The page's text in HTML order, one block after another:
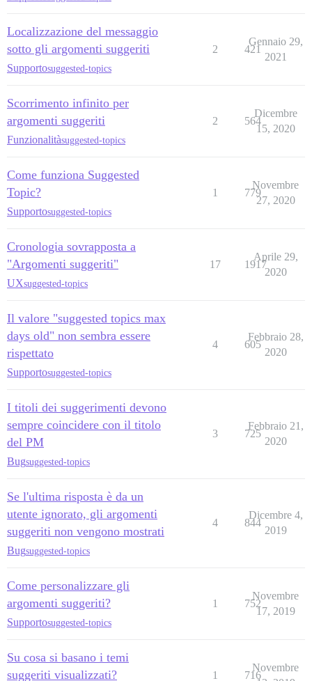
Localizzazione del messaggio
sotto gli argomenti suggeriti
Supportosuggested-topics
2 421
Gennaio 29,
2021
Scorrimento infinito per
argomenti suggeriti
Funzionalitàsuggested-topics
2 564
Dicembre
15, 2020
Come funziona Suggested
Topic?
Supportosuggested-topics
1 779
Novembre
27, 2020
Cronologia sovrapposta a
"Argomenti suggeriti"
UXsuggested-topics
17 1917
Aprile 29,
2020
Il valore "suggested topics max
days old" non sembra essere
rispettato
Supportosuggested-topics
4 605
Febbraio 28,
2020
I titoli dei suggerimenti devono
sempre coincidere con il titolo
del PM
Bugsuggested-topics
3 725
Febbraio 21,
2020
Se l'ultima risposta è da un
utente ignorato, gli argomenti
suggeriti non vengono mostrati
Bugsuggested-topics
4 844
Dicembre 4,
2019
Come personalizzare gli
argomenti suggeriti?
Supportosuggested-topics
1 752
Novembre
17, 2019
Su cosa si basano i temi
suggeriti visualizzati?
1 716
Novembre